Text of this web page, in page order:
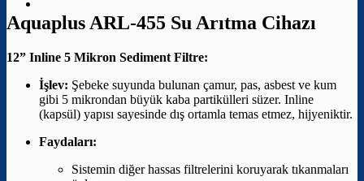
Aquaplus ARL-455 Su Arıtma Cihazı
12” Inline 5 Mikron Sediment Filtre:
İşlev: Şebeke suyunda bulunan çamur, pas, asbest ve kum
gibi 5 mikrondan büyük kaba partikülleri süzer. Inline
(kapsül) yapısı sayesinde dış ortamla temas etmez, hijyeniktir.
Faydaları:
Sistemin diğer hassas filtrelerini koruyarak tıkanmaları